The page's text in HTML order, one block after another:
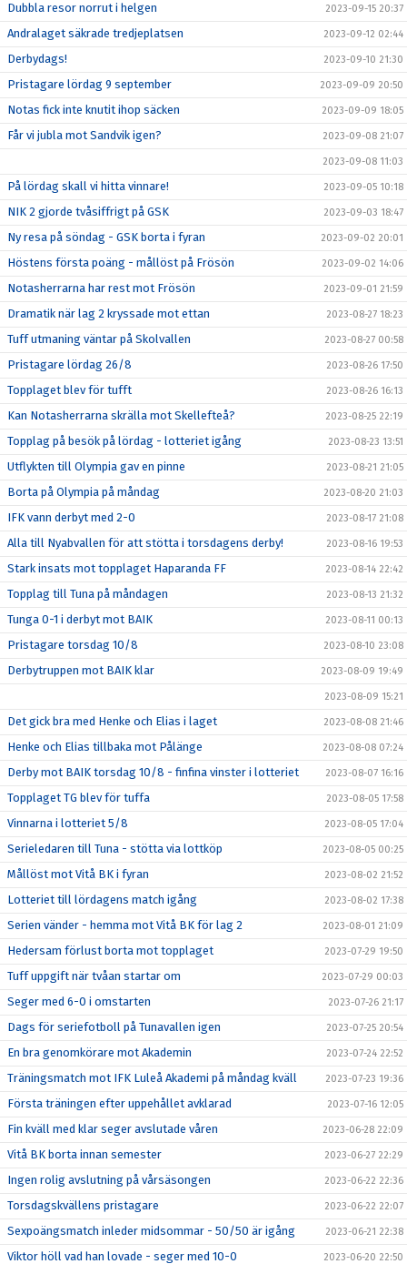
Dubbla resor norrut i helgen 2023-09-15 20:37
Andralaget säkrade tredjeplatsen 2023-09-12 02:44
Derbydags! 2023-09-10 21:30
Pristagare lördag 9 september 2023-09-09 20:50
Notas fick inte knutit ihop säcken 2023-09-09 18:05
Får vi jubla mot Sandvik igen? 2023-09-08 21:07
2023-09-08 11:03
På lördag skall vi hitta vinnare! 2023-09-05 10:18
NIK 2 gjorde tvåsiffrigt på GSK 2023-09-03 18:47
Ny resa på söndag - GSK borta i fyran 2023-09-02 20:01
Höstens första poäng - mållöst på Frösön 2023-09-02 14:06
Notasherrarna har rest mot Frösön 2023-09-01 21:59
Dramatik när lag 2 kryssade mot ettan 2023-08-27 18:23
Tuff utmaning väntar på Skolvallen 2023-08-27 00:58
Pristagare lördag 26/8 2023-08-26 17:50
Topplaget blev för tufft 2023-08-26 16:13
Kan Notasherrarna skrälla mot Skellefteå? 2023-08-25 22:19
Topplag på besök på lördag - lotteriet igång 2023-08-23 13:51
Utflykten till Olympia gav en pinne 2023-08-21 21:05
Borta på Olympia på måndag 2023-08-20 21:03
IFK vann derbyt med 2-0 2023-08-17 21:08
Alla till Nyabvallen för att stötta i torsdagens derby! 2023-08-16 19:53
Stark insats mot topplaget Haparanda FF 2023-08-14 22:42
Topplag till Tuna på måndagen 2023-08-13 21:32
Tunga 0-1 i derbyt mot BAIK 2023-08-11 00:13
Pristagare torsdag 10/8 2023-08-10 23:08
Derbytruppen mot BAIK klar 2023-08-09 19:49
2023-08-09 15:21
Det gick bra med Henke och Elias i laget 2023-08-08 21:46
Henke och Elias tillbaka mot Pålänge 2023-08-08 07:24
Derby mot BAIK torsdag 10/8 - finfina vinster i lotteriet 2023-08-07 16:16
Topplaget TG blev för tuffa 2023-08-05 17:58
Vinnarna i lotteriet 5/8 2023-08-05 17:04
Serieledaren till Tuna - stötta via lottköp 2023-08-05 00:25
Mållöst mot Vitå BK i fyran 2023-08-02 21:52
Lotteriet till lördagens match igång 2023-08-02 17:38
Serien vänder - hemma mot Vitå BK för lag 2 2023-08-01 21:09
Hedersam förlust borta mot topplaget 2023-07-29 19:50
Tuff uppgift när tvåan startar om 2023-07-29 00:03
Seger med 6-0 i omstarten 2023-07-26 21:17
Dags för seriefotboll på Tunavallen igen 2023-07-25 20:54
En bra genomkörare mot Akademin 2023-07-24 22:52
Träningsmatch mot IFK Luleå Akademi på måndag kväll 2023-07-23 19:36
Första träningen efter uppehållet avklarad 2023-07-16 12:05
Fin kväll med klar seger avslutade våren 2023-06-28 22:09
Vitå BK borta innan semester 2023-06-27 22:29
Ingen rolig avslutning på vårsäsongen 2023-06-22 22:36
Torsdagskvällens pristagare 2023-06-22 22:07
Sexpoängsmatch inleder midsommar - 50/50 är igång 2023-06-21 22:38
Viktor höll vad han lovade - seger med 10-0 2023-06-20 22:50